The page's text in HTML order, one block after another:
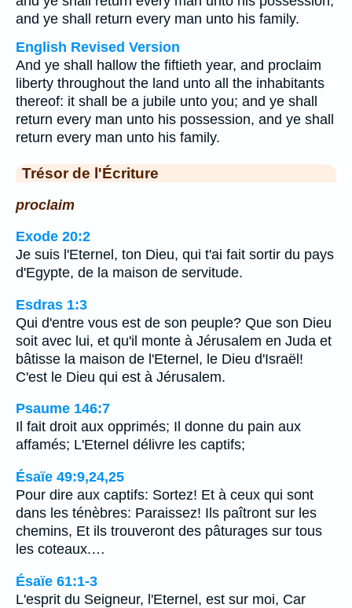
and ye shall return every man unto his family.
English Revised Version
And ye shall hallow the fiftieth year, and proclaim
liberty throughout the land unto all the inhabitants
thereof: it shall be a jubile unto you; and ye shall
return every man unto his possession, and ye shall
return every man unto his family.
Trésor de l'Écriture
proclaim
Exode 20:2
Je suis l'Eternel, ton Dieu, qui t'ai fait sortir du pays
d'Egypte, de la maison de servitude.
Esdras 1:3
Qui d'entre vous est de son peuple? Que son Dieu
soit avec lui, et qu'il monte à Jérusalem en Juda et
bâtisse la maison de l'Eternel, le Dieu d'Israël!
C'est le Dieu qui est à Jérusalem.
Psaume 146:7
Il fait droit aux opprimés; Il donne du pain aux
affamés; L'Eternel délivre les captifs;
Ésaïe 49:9,24,25
Pour dire aux captifs: Sortez! Et à ceux qui sont
dans les ténèbres: Paraissez! Ils paîtront sur les
chemins, Et ils trouveront des pâturages sur tous
les coteaux.…
Ésaïe 61:1-3
L'esprit du Seigneur, l'Eternel, est sur moi, Car